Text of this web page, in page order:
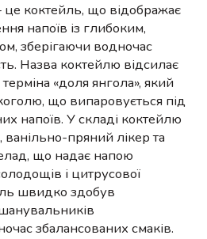
коктейль, що відображає
напоїв із глибоким,
зберігаючи водночас
Назва коктейлю відсилає
«доля янгола», який
що випаровується під
напоїв. У складі коктейлю
пряний лікер та
що надає напою
і цитрусової
швидко здобув
збалансованих смаків.